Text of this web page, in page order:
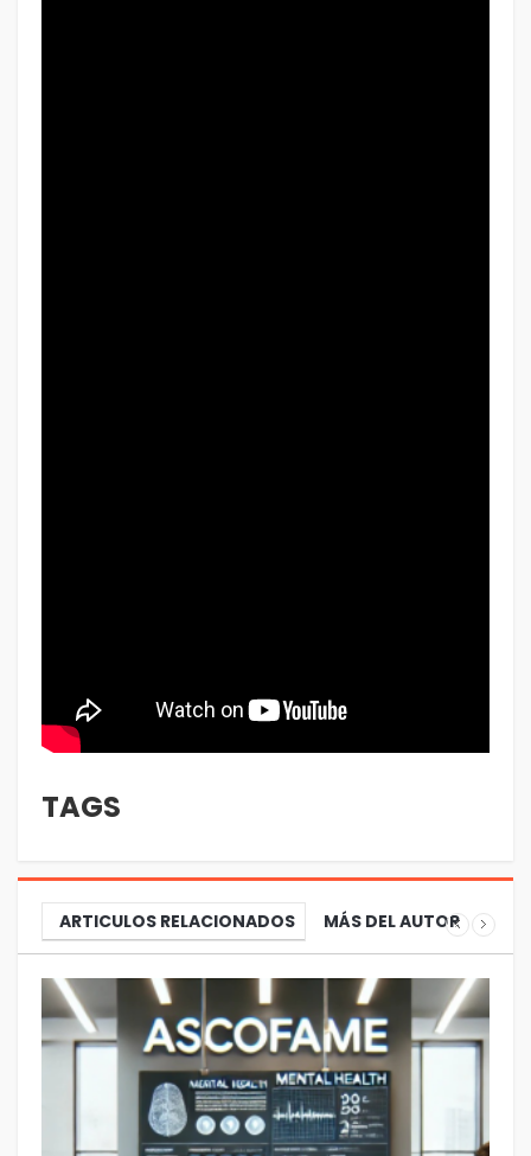
TAGS
ARTICULOS RELACIONADOS MÁS DEL AUTOR